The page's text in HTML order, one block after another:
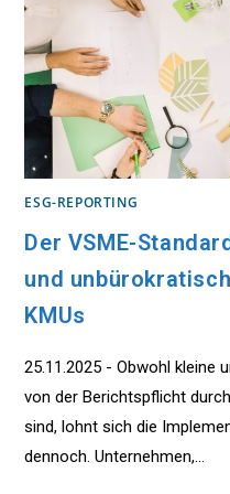
ESG-REPORTING
Der VSME-
und
KMUs
25.11.2025 - Obwohl kleine
von der Berichtspflicht
sind, lohnt sich die
dennoch. Unternehmen,…